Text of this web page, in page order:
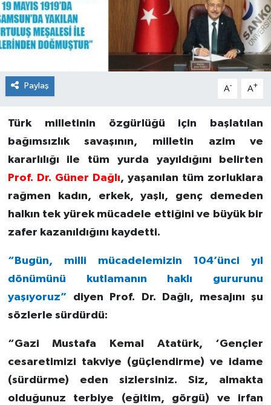
Paylaş A- A+
Türk milletinin özgürlüğü için başlatılan
bağımsızlık savaşının, milletin azim ve
kararlılığı ile tüm yurda yayıldığını belirten
Prof. Dr. Güner Dağlı, yaşanılan tüm zorluklara
rağmen kadın, erkek, yaşlı, genç demeden
halkın tek yürek mücadele ettiğini ve büyük bir
zafer kazanıldığını kaydetti.
“Bugün, milli mücadelemizin 104’ünci yıl
dönümünü kutlamanın haklı gururunu
yaşıyoruz” diyen Prof. Dr. Dağlı, mesajını şu
sözlerle sürdürdü:
“Gazi Mustafa Kemal Atatürk, ‘Gençler
cesaretimizi takviye (güçlendirme) ve idame
(sürdürme) eden sizlersiniz. Siz, almakta
olduğunuz terbiye (eğitim, görgü) ve irfan